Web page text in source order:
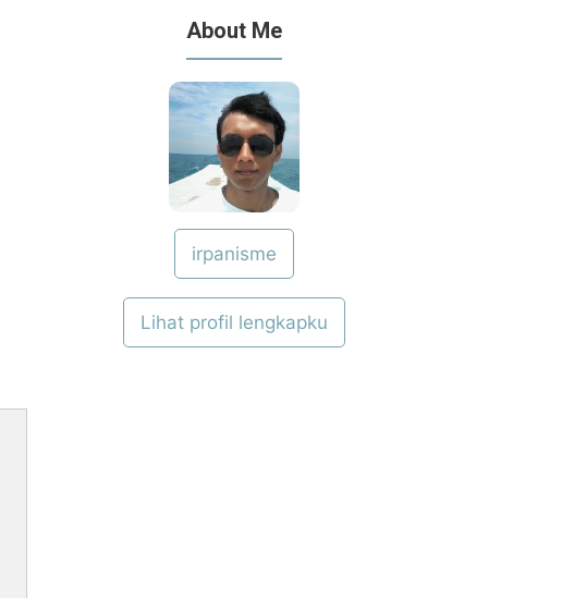
About Me
irpanisme
Lihat profil lengkapku